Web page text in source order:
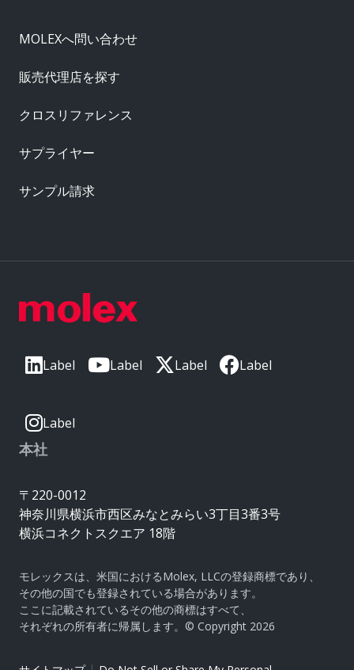
Label Label Label Label
Label
本社
〒220-0012
神奈川県横浜市西区みなとみらい3丁目3番3号
横浜コネクトスクエア 18階
モレックスは、米国におけるMolex, LLCの登録商標であり、
その他の国でも登録されている場合があります。
ここに記載されているその他の商標はすべて、
それぞれの所有者に帰属します。© Copyright 2026
MOLEXへ問い合わせ
販売代理店を探す
クロスリファレンス
サプライヤー
サンプル請求